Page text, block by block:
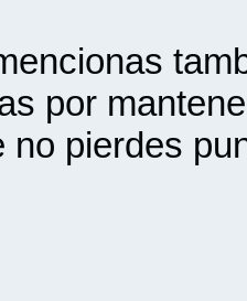
por
no pierdes